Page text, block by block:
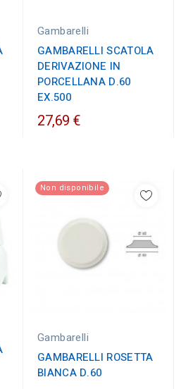
Gambarelli
GAMBARELLI SCATOLA
DERIVAZIONE IN
PORCELLANA D.60
EX.500
27,69 €
Non disponibile
Gambarelli
GAMBARELLI ROSETTA
BIANCA D.60